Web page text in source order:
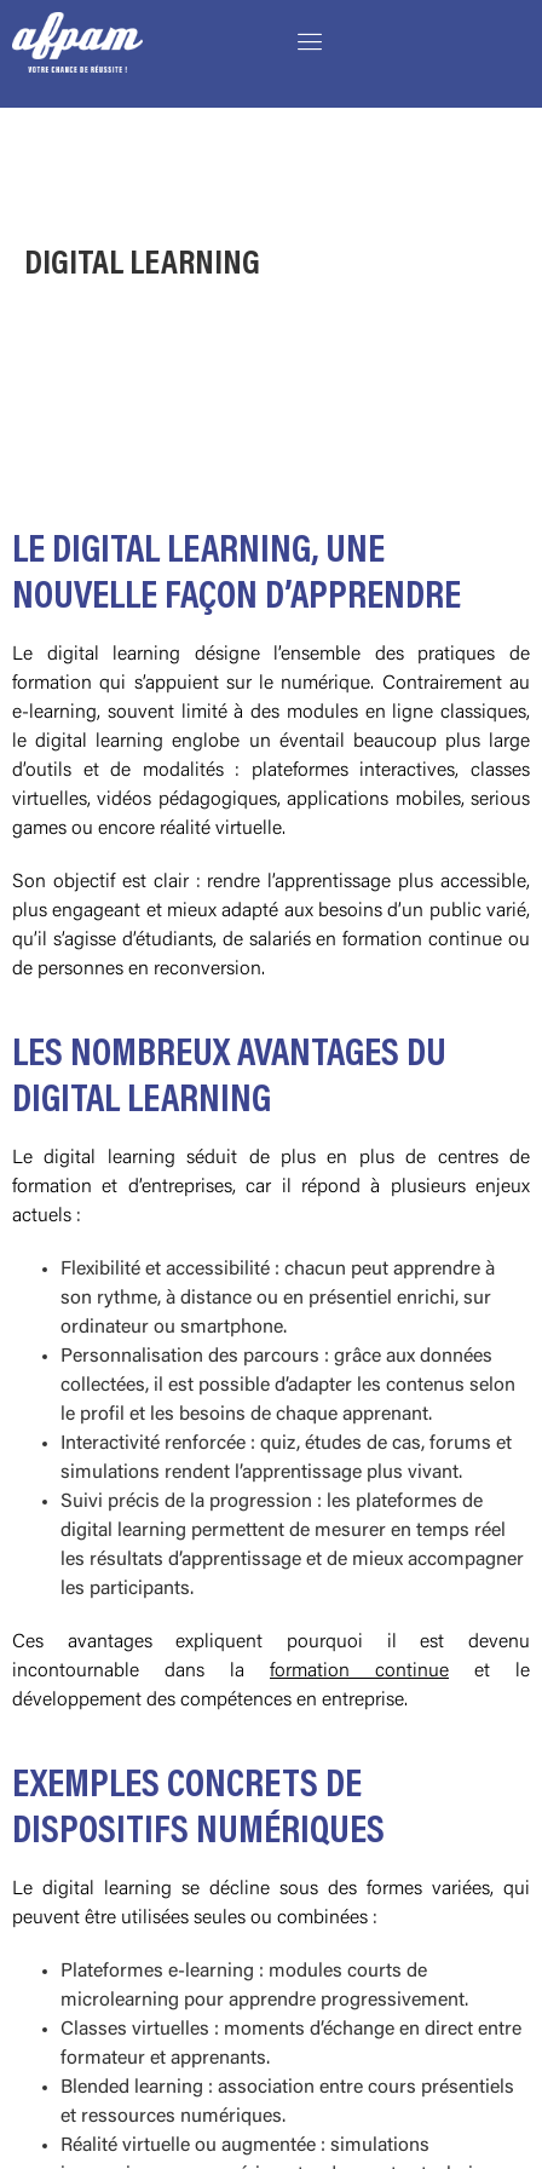
DIGITAL LEARNING
LE DIGITAL LEARNING, UNE
NOUVELLE FAÇON D’APPRENDRE
Le digital learning désigne l’ensemble des pratiques de
formation qui s’appuient sur le numérique. Contrairement au
e-learning, souvent limité à des modules en ligne classiques,
le digital learning englobe un éventail beaucoup plus large
d’outils et de modalités : plateformes interactives, classes
virtuelles, vidéos pédagogiques, applications mobiles, serious
games ou encore réalité virtuelle.
Son objectif est clair : rendre l’apprentissage plus accessible,
plus engageant et mieux adapté aux besoins d’un public varié,
qu’il s’agisse d’étudiants, de salariés en formation continue ou
de personnes en reconversion.
LES NOMBREUX AVANTAGES DU
DIGITAL LEARNING
Le digital learning séduit de plus en plus de centres de
formation et d’entreprises, car il répond à plusieurs enjeux
actuels :
Flexibilité et accessibilité : chacun peut apprendre à
son rythme, à distance ou en présentiel enrichi, sur
ordinateur ou smartphone.
Personnalisation des parcours : grâce aux données
collectées, il est possible d’adapter les contenus selon
le profil et les besoins de chaque apprenant.
Interactivité renforcée : quiz, études de cas, forums et
simulations rendent l’apprentissage plus vivant.
Suivi précis de la progression : les plateformes de
digital learning permettent de mesurer en temps réel
les résultats d’apprentissage et de mieux accompagner
les participants.
Ces avantages expliquent pourquoi il est devenu
incontournable dans la formation continue et le
développement des compétences en entreprise.
EXEMPLES CONCRETS DE
DISPOSITIFS NUMÉRIQUES
Le digital learning se décline sous des formes variées, qui
peuvent être utilisées seules ou combinées :
Plateformes e-learning : modules courts de
microlearning pour apprendre progressivement.
Classes virtuelles : moments d’échange en direct entre
formateur et apprenants.
Blended learning : association entre cours présentiels
et ressources numériques.
Réalité virtuelle ou augmentée : simulations